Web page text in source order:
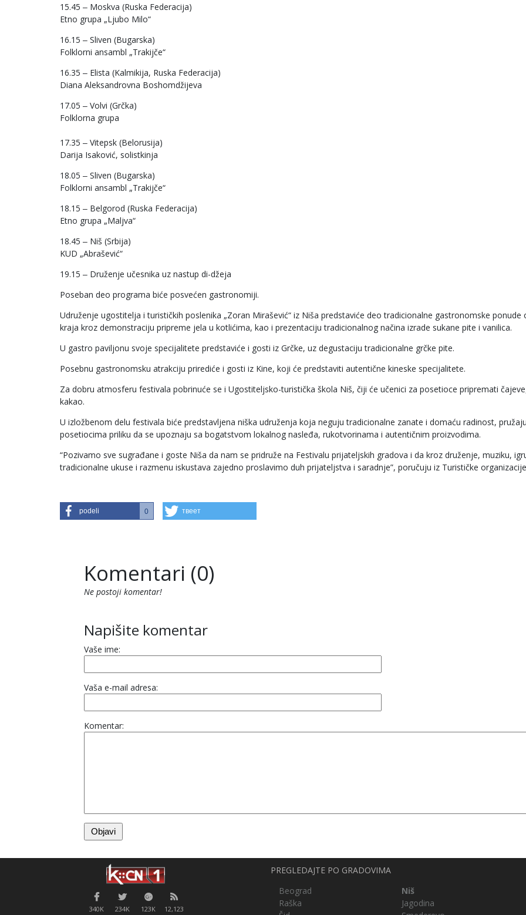
15.45 ‒ Moskva (Ruska Federacija)
Etno grupa „Ljubo Milo“
16.15 ‒ Sliven (Bugarska)
Folklorni ansambl „Trakijče“
16.35 ‒ Elista (Kalmikija, Ruska Federacija)
Diana Aleksandrovna Boshomdžijeva
17.05 ‒ Volvi (Grčka)
Folklorna grupa
17.35 ‒ Vitepsk (Belorusija)
Darija Isaković, solistkinja
18.05 ‒ Sliven (Bugarska)
Folklorni ansambl „Trakijče“
18.15 ‒ Belgorod (Ruska Federacija)
Etno grupa „Maljva“
18.45 ‒ Niš (Srbija)
KUD „Abrašević“
19.15 ‒ Druženje učesnika uz nastup di-džeja
Poseban deo programa biće posvećen gastronomiji.
Udruženje ugostitelja i turističkih poslenika „Zoran Mirašević“ iz Niša predstaviće deo tradicionalne gastronomske ponude
kraja kroz demonstraciju pripreme jela u kotlićima, kao i prezentaciju tradicionalnog načina izrade sukane pite i vanilica.
U gastro paviljonu svoje specijalitete predstaviće i gosti iz Grčke, uz degustaciju tradicionalne grčke pite.
Posebnu gastronomsku atrakciju prirediće i gosti iz Kine, koji će predstaviti autentične kineske specijalitete.
Za dobru atmosferu festivala pobrinuće se i Ugostiteljsko-turistička škola Niš, čiji će učenici za posetioce pripremati
kakao.
U izložbenom delu festivala biće predstavljena niška udruženja koja neguju tradicionalne zanate i domaću radinost,
posetiocima priliku da se upoznaju sa bogatstvom lokalnog nasleđa, rukotvorinama i autentičnim proizvodima.
“Pozivamo sve sugrađane i goste Niša da nam se pridruže na Festivalu prijateljskih gradova i da kroz druženje, muziku,
tradicionalne ukuse i razmenu iskustava zajedno proslavimo duh prijateljstva i saradnje”, poručuju iz Turističke
podeli 0 твеет
Komentari (0)
Ne postoji komentar!
Napišite komentar
Vaše ime:
Vaša e-mail adresa:
Komentar:
340K 234K 123K 12,123
PREGLEDAJTE PO GRADOVIMA
Beograd
Niš
Raška
Jagodina